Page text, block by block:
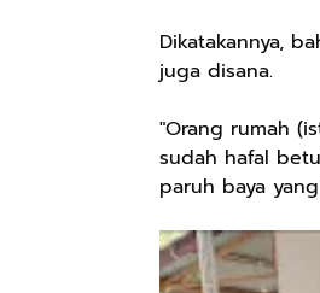
Dikatakannya,
juga disana.
"Orang rumah
sudah hafal
paruh baya